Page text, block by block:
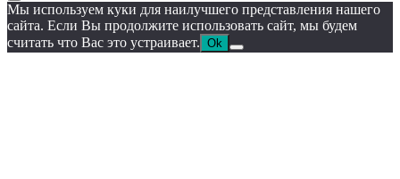
Мы используем куки для наилучшего представления нашего
сайта. Если Вы продолжите использовать сайт, мы будем
считать что Вас это устраивает. Ok